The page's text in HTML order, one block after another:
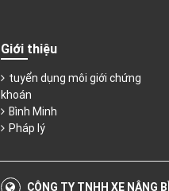
Giới thiệu
tuyển dụng môi giới chứng
khoán
Bình Minh
Pháp lý
CÔNG TY TNHH XE NÂNG